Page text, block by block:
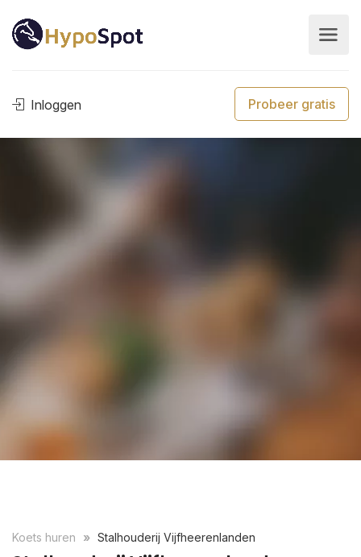
Inloggen Probeer gratis
Koets huren Stalhouderij Vijfheerenlanden